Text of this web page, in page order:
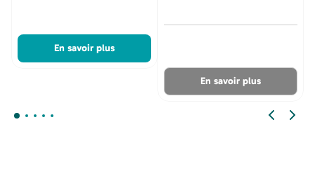
En savoir plus
En savoir plus